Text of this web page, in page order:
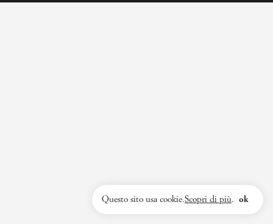
Questo sito usa cookie.Scopri di più. ok